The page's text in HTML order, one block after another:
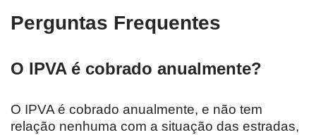
Perguntas Frequentes
O IPVA é cobrado anualmente?
O IPVA é cobrado anualmente, e não tem
relação nenhuma com a situação das estradas,